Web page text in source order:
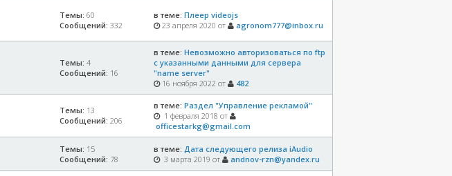
Темы: 60
Сообщений: 332
в теме: Плеер videojs
23 апреля 2020 от
agronom777@inbox.ru
Темы: 4
Сообщений: 16
в теме: Невозможно авторизоваться по ftp
с указанными данными для сервера
"name server"
16 ноября 2022 от
482
Темы: 13
Сообщений: 206
в теме: Раздел "Управление рекламой"
1 февраля 2018 от
officestarkg@gmail.com
Темы: 15
Сообщений: 78
в теме: Дата следующего релиза iAudio
3 марта 2019 от
andnov-rzn@yandex.ru